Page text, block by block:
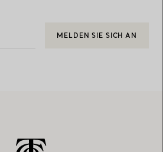
MELDEN SIE SICH AN